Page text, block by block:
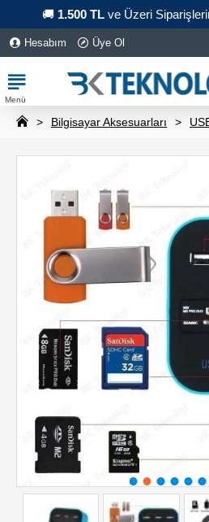
🚚 1.500 TLve Üzeri
Hesabım Üye Ol
Bilgisayar Aksesuarları